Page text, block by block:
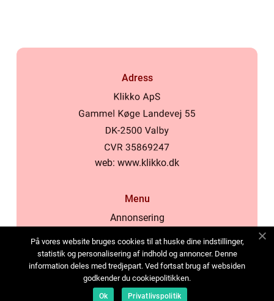
Adress
web: www.klikko.dk
Menu
Annonsering
Cookies
Kontakta oss
Sitemap
På vores website bruges cookies til at huske dine indstillinger,
statistik og personalisering af indhold og annoncer. Denne
information deles med tredjepart. Ved fortsat brug af websiden
godkender du cookiepolitikken.
Ok Privatlivspolitik